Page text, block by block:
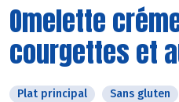
Omelette
courgettes et
Plat principal Sans gluten